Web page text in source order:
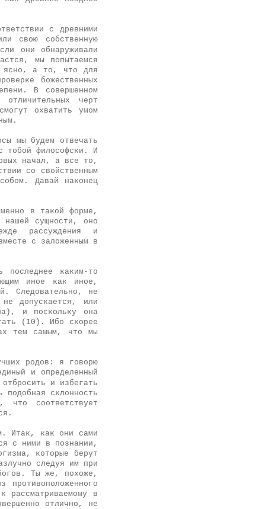
с древними
свою собственную
они обнаруживали
мы попытаемся
и ясно, а то, что для
божественных
В совершенном
черт
охватить умом
мы будем отвечать
тобой философски. И
начал, а все то,
со свойственным
Давай наконец
в такой форме,
нашей сущности, оно
рассуждения и
с заложенным в
каким-то
иное как иное,
Следовательно, не
допускается, или
и поскольку она
(10). Ибо скорее
тем самым, что мы
родов: я говорю
и определенный
и избегать
подобная склонность
соответствует
Итак, как они сами
с ними в познании,
которые берут
следуя им при
Ты же, похоже,
рассматриваемому в
отлично, не